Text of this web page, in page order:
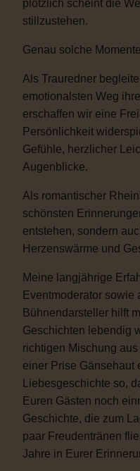
plötzlich scheint die
stillzustehen.
Genau solche
Als Trauredner
emotionalsten Weg
erschaffen wir eine
Persönlichkeit
Gefühle, herzlicher
Augenblicke.
Als romantischer
schönsten
entstehen, sondern
Herzenswärme und
Meine langjährige
Eventmoderator sowie
Bühnendarsteller hilft
Geschichten lebendig
richtigen Mischung
einer Prise Gänsehaut
Liebesgeschichte so,
Euren Gästen noch
Geschichte, die zum
paar Freudentränen
Jahre in Eurer